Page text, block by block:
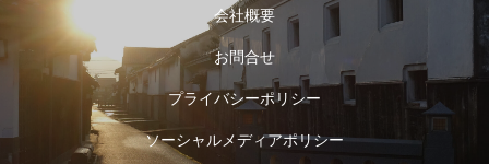
会社概要
お問合せ
プライバシーポリシー
ソーシャルメディアポリシー